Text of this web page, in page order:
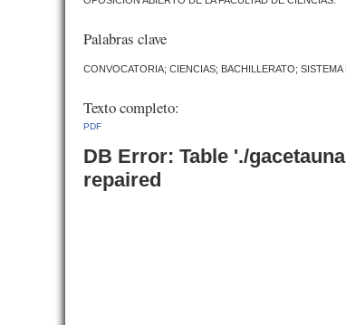
Palabras clave
CONVOCATORIA; CIENCIAS; BACHILLERATO; SISTEMA
Texto completo:
PDF
DB Error: Table './
repaired